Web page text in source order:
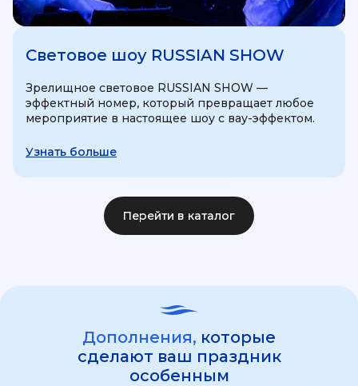
Световое шоу RUSSIAN SHOW
Зрелищное световое RUSSIAN SHOW —
эффектный номер, который превращает любое
мероприятие в настоящее шоу с вау-эффектом.
Узнать больше
Перейти в каталог
Дополнения, которые
сделают ваш праздник
особенным